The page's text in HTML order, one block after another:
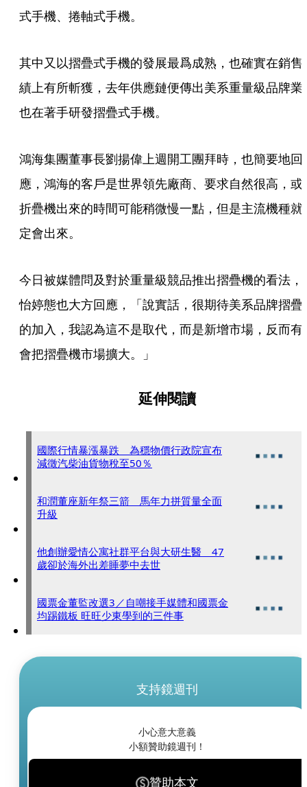
式手機、捲軸式手機。
其中又以摺疊式手機的發展最爲成熟，也確實在銷售
績上有所斬獲，去年供應鏈便傳出美系重量級品牌業
也在著手研發摺疊式手機。
鴻海集團董事長劉揚偉上週開工團拜時，也簡要地回
應，鴻海的客戶是世界領先廠商、要求自然很高，或
折疊機出來的時間可能稍微慢一點，但是主流機種就
定會出來。
今日被媒體問及對於重量級競品推出摺疊機的看法，
怡婷態也大方回應，「說實話，很期待美系品牌摺疊
的加入，我認為這不是取代，而是新增市場，反而有
會把摺疊機市場擴大。」
延伸閱讀
國際行情暴漲暴跌 為穩物價行政院宣布
減徵汽柴油貨物稅至50％
和潤董座新年祭三箭 馬年力拼質量全面
升級
他創辦愛情公寓社群平台與大研生醫 47
歲卻於海外出差睡夢中去世
國票金董監改選3／自嘲接手媒體和國票金
均踢鐵板 旺旺少東學到的三件事
支持鏡週刊
小心意大意義
小額贊助鏡週刊！
贊助本文